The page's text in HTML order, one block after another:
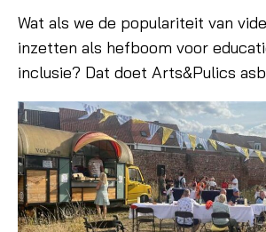
Wat als we de populariteit van
inzetten als hefboom voor
inclusie? Dat doet Arts&Pulics